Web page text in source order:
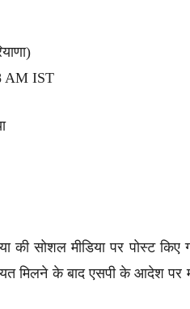
AM IST
की सोशल मीडिया पर पोस्ट
मिलने के बाद एसपी के आदेश पर